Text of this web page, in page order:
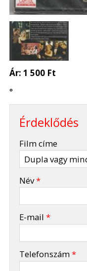
Ár:1 500 Ft
°
Érdeklődés
Film címe
Név*
E-mail*
Telefonszám*